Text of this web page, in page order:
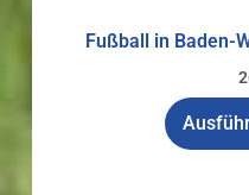
Fußball in Baden-